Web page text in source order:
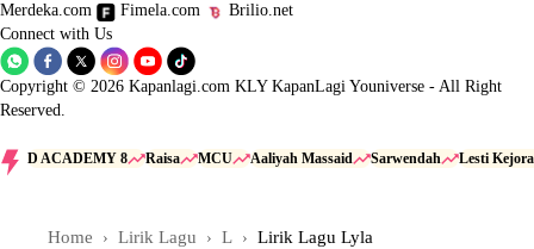
Merdeka.com
Fimela.com
Brilio.net
Connect with Us
Copyright © 2026 Kapanlagi.com KLY KapanLagi Youniverse - All Right
Reserved.
D ACADEMY 8 Raisa MCU Aaliyah Massaid Sarwendah Lesti Kejora
Home Lirik Lagu L Lirik Lagu Lyla